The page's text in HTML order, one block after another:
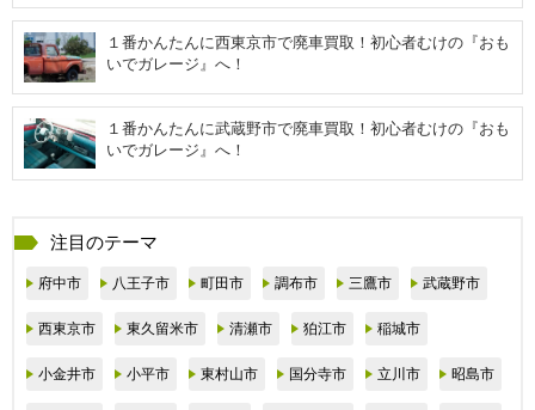
１番かんたんに西東京市で廃車買取！初心者むけの『おも
いでガレージ』へ！
１番かんたんに武蔵野市で廃車買取！初心者むけの『おも
いでガレージ』へ！
注目のテーマ
府中市 八王子市 町田市 調布市 三鷹市 武蔵野市
西東京市 東久留米市 清瀬市 狛江市 稲城市
小金井市 小平市 東村山市 国分寺市 立川市 昭島市